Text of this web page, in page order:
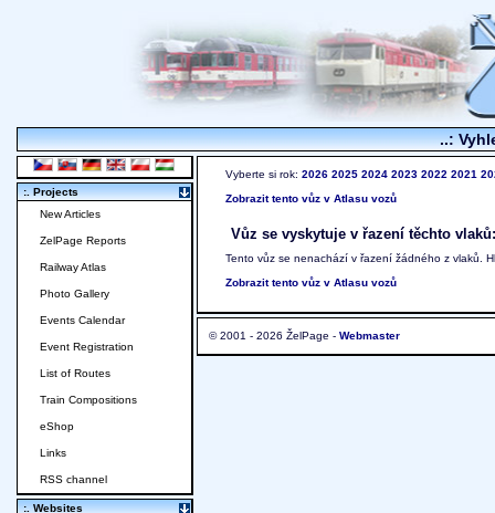
..:
Vyberte si rok: 2026 2025 2024 2023 2022 2021
Zobrazit tento vůz v Atlasu vozů
Vůz se vyskytuje v řazení těchto vlaků:
Tento vůz se nenachází v řazení žádného z vlaků.
Zobrazit tento vůz v Atlasu vozů
© 2001 - 2026 ŽelPage - Webmaster
:. Projects
New Articles
ZelPage Reports
Railway Atlas
Photo Gallery
Events Calendar
Event Registration
List of Routes
Train Compositions
eShop
Links
RSS channel
:. Websites